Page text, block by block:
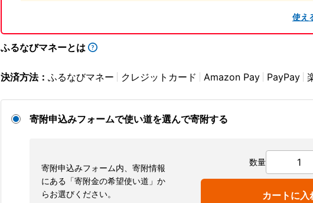
使え
ふるなびマネーとは
決済方法： ふるなびマネー クレジットカード Amazon Pay PayPay
寄附申込みフォームで使い道を選んで寄附する
寄附申込みフォーム内、寄附情報
にある「寄附金の希望使い道」か
らお選びください。
数量
カートに入